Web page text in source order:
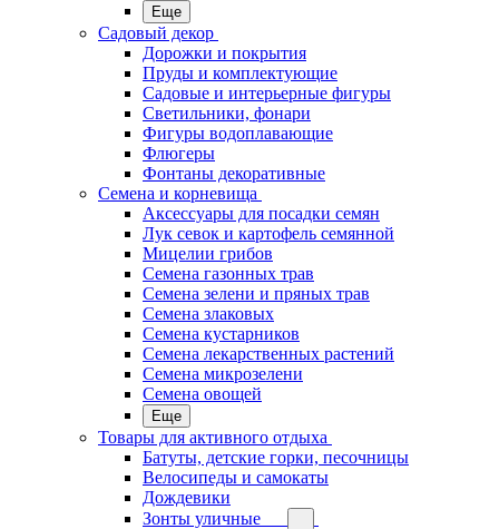
Еще
Садовый декор
Дорожки и покрытия
Пруды и комплектующие
Садовые и интерьерные фигуры
Светильники, фонари
Фигуры водоплавающие
Флюгеры
Фонтаны декоративные
Семена и корневища
Аксессуары для посадки семян
Лук севок и картофель семянной
Мицелии грибов
Семена газонных трав
Семена зелени и пряных трав
Семена злаковых
Семена кустарников
Семена лекарственных растений
Семена микрозелени
Семена овощей
Еще
Товары для активного отдыха
Батуты, детские горки, песочницы
Велосипеды и самокаты
Дождевики
Зонты уличные